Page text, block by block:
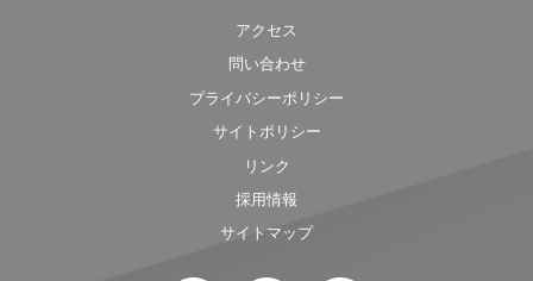
アクセス
問い合わせ
プライバシーポリシー
サイトポリシー
リンク
採用情報
サイトマップ